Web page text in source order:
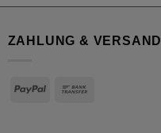
ZAHLUNG & VERSAND